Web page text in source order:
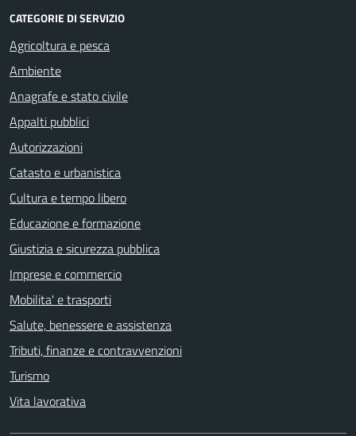
CATEGORIE DI SERVIZIO
Agricoltura e pesca
Ambiente
Anagrafe e stato civile
Appalti pubblici
Autorizzazioni
Catasto e urbanistica
Cultura e tempo libero
Educazione e formazione
Giustizia e sicurezza pubblica
Imprese e commercio
Mobilita' e trasporti
Salute, benessere e assistenza
Tributi, finanze e contravvenzioni
Turismo
Vita lavorativa